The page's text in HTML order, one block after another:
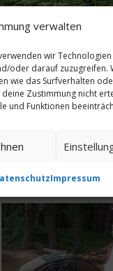
verwalten
wir Technologien
oder darauf zuzugreifen.
wie das Surfverhalten
Zustimmung nicht
und Funktionen
Impressum